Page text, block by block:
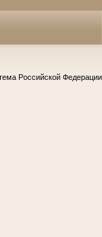
Российской